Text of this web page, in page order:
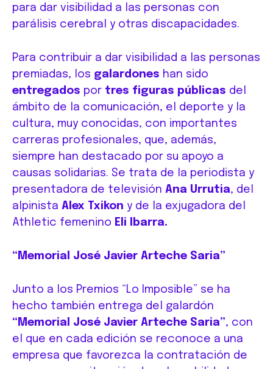
para dar visibilidad a las personas con
parálisis cerebral y otras discapacidades.
Para contribuir a dar visibilidad a las personas
premiadas, los galardones han sido
entregados por tres figuras públicas del
ámbito de la comunicación, el deporte y la
cultura, muy conocidas, con importantes
carreras profesionales, que, además,
siempre han destacado por su apoyo a
causas solidarias. Se trata de la periodista y
presentadora de televisión Ana Urrutia, del
alpinista Alex Txikon y de la exjugadora del
Athletic femenino Eli Ibarra.
“Memorial José Javier Arteche Saria”
Junto a los Premios “Lo Imposible” se ha
hecho también entrega del galardón
“Memorial José Javier Arteche Saria”, con
el que en cada edición se reconoce a una
empresa que favorezca la contratación de